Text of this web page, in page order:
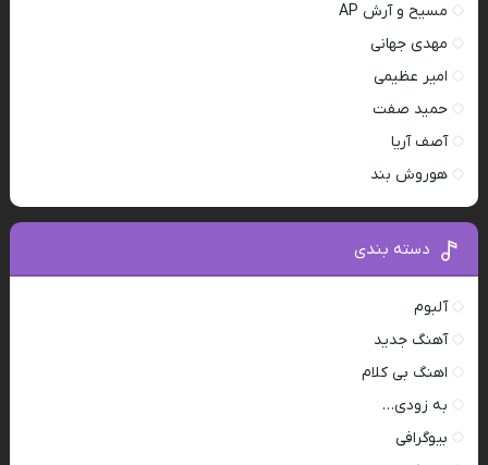
مسیح و آرش AP
مهدی جهانی
امیر عظیمی
حمید صفت
آصف آریا
هوروش بند
دسته بندی
آلبوم
آهنگ جدید
اهنگ بی کلام
به زودی…
بیوگرافی